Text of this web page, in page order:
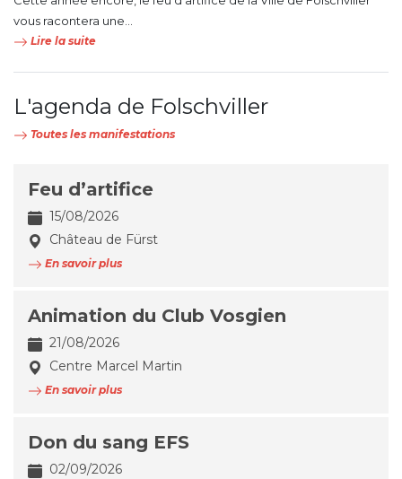
vous racontera une...
Lire la suite
L'agenda de Folschviller
Toutes les manifestations
Feu d’artifice
15/08/2026
Château de Fürst
En savoir plus
Animation du Club Vosgien
21/08/2026
Centre Marcel Martin
En savoir plus
Don du sang EFS
02/09/2026